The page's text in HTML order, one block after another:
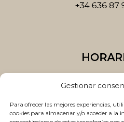
Gestionar
Para ofrecer las mejores experiencias,
cookies para almacenar y/o acceder a la
+34 636 87
10:00 a 14:00 y
Viernes